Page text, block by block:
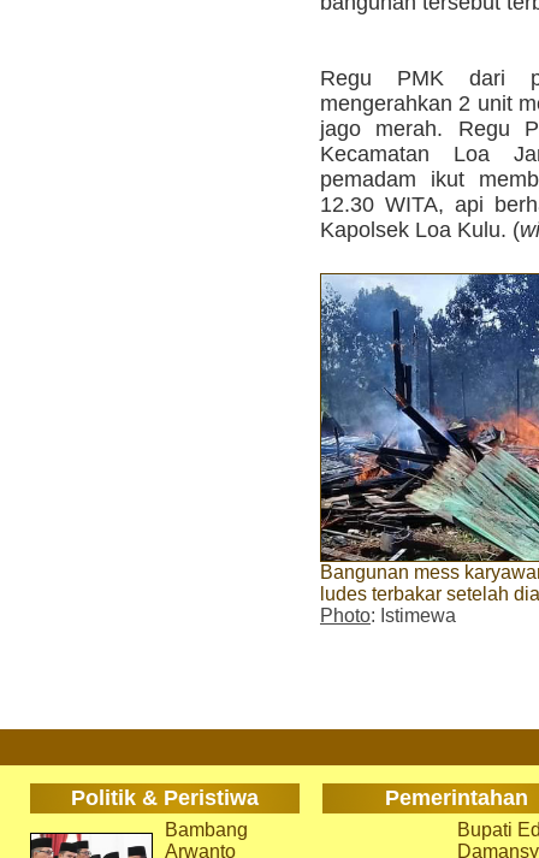
Regu PMK dari
mengerahkan 2 unit
jago merah. Regu
Kecamatan Loa
pemadam ikut
12.30 WITA, api
Kapolsek Loa Kulu. (
Bangunan mess
ludes terbakar setelah
Photo: Istimewa
Politik & Peristiwa Pemerintahan
Bambang
Arwanto
Bupati